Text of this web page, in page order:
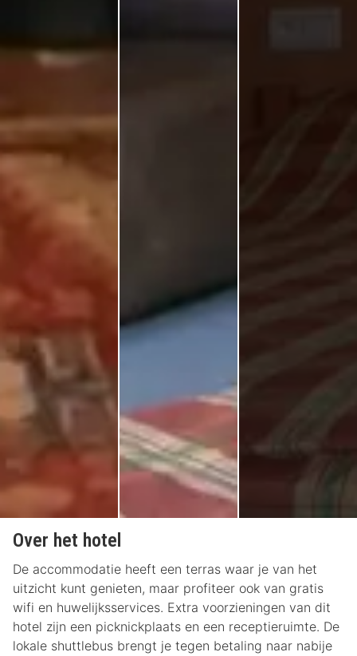
Over het hotel
De accommodatie heeft een terras waar je van het
uitzicht kunt genieten, maar profiteer ook van gratis
wifi en huwelijksservices. Extra voorzieningen van dit
hotel zijn een picknickplaats en een receptieruimte. De
lokale shuttlebus brengt je tegen betaling naar nabije